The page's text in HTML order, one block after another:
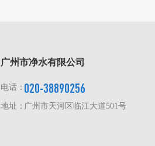
广州市净水有限公司
电话：020-38890256
地址： 广州市天河区临江大道501号